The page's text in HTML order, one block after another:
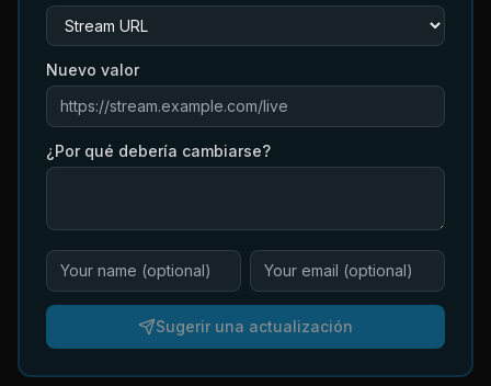
Nuevo valor
¿Por qué debería cambiarse?
Sugerir una actualización